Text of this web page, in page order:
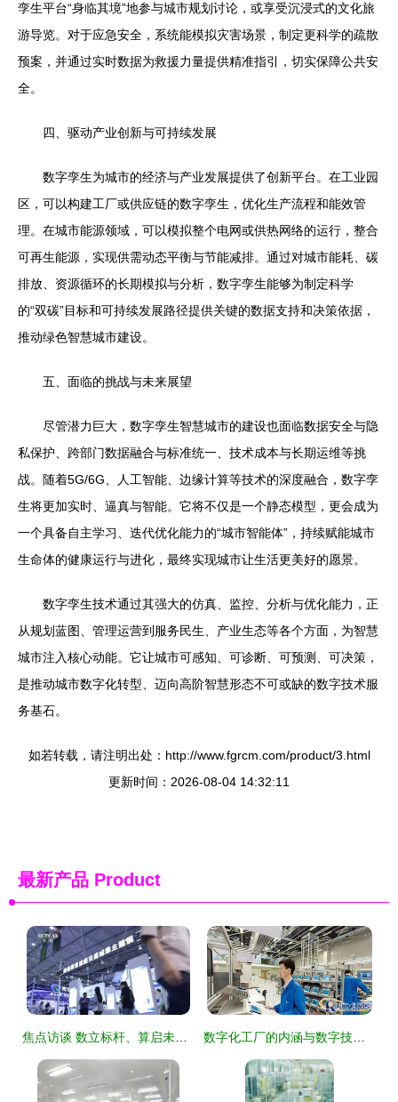
孪生平台“身临其境”地参与城市规划讨论，或享受沉浸式的文化旅
游导览。对于应急安全，系统能模拟灾害场景，制定更科学的疏散
预案，并通过实时数据为救援力量提供精准指引，切实保障公共安
全。
四、驱动产业创新与可持续发展
数字孪生为城市的经济与产业发展提供了创新平台。在工业园
区，可以构建工厂或供应链的数字孪生，优化生产流程和能效管
理。在城市能源领域，可以模拟整个电网或供热网络的运行，整合
可再生能源，实现供需动态平衡与节能减排。通过对城市能耗、碳
排放、资源循环的长期模拟与分析，数字孪生能够为制定科学
的“双碳”目标和可持续发展路径提供关键的数据支持和决策依据，
推动绿色智慧城市建设。
五、面临的挑战与未来展望
尽管潜力巨大，数字孪生智慧城市的建设也面临数据安全与隐
私保护、跨部门数据融合与标准统一、技术成本与长期运维等挑
战。随着5G/6G、人工智能、边缘计算等技术的深度融合，数字孪
生将更加实时、逼真与智能。它将不仅是一个静态模型，更会成为
一个具备自主学习、迭代优化能力的“城市智能体”，持续赋能城市
生命体的健康运行与进化，最终实现城市让生活更美好的愿景。
数字孪生技术通过其强大的仿真、监控、分析与优化能力，正
从规划蓝图、管理运营到服务民生、产业生态等各个方面，为智慧
城市注入核心动能。它让城市可感知、可诊断、可预测、可决策，
是推动城市数字化转型、迈向高阶智慧形态不可或缺的数字技术服
务基石。
如若转载，请注明出处：http://www.fgrcm.com/product/3.html
更新时间：2026-08-04 14:32:11
最新产品 Product